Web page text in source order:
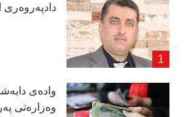
دادپەروەری
وادەی
وەزارەتی